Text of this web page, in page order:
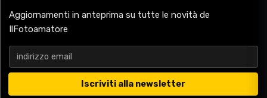
Aggiornamenti in anteprima su tutte le novità de
IlFotoamatore
Iscriviti alla newsletter